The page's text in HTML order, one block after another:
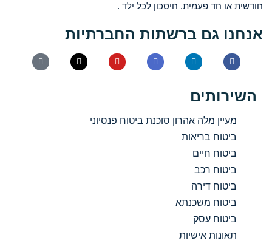
חודשית או חד פעמית. חיסכון לכל ילד .
אנחנו גם ברשתות החברתיות
השירותים
מעיין מלה אהרון סוכנת ביטוח פנסיוני
ביטוח בריאות
ביטוח חיים
ביטוח רכב
ביטוח דירה
ביטוח משכנתא
ביטוח עסק
תאונות אישיות